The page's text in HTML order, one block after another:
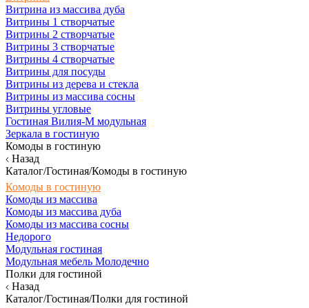
Витрина из массива дуба
Витрины 1 створчатые
Витрины 2 створчатые
Витрины 3 створчатые
Витрины 4 створчатые
Витрины для посуды
Витрины из дерева и стекла
Витрины из массива сосны
Витрины угловые
Гостиная Вилия-М модульная
Зеркала в гостиную
Комоды в гостиную
Назад
Каталог/Гостиная/Комоды в гостиную
Комоды в гостиную
Комоды из массива
Комоды из массива дуба
Комоды из массива сосны
Недорого
Модульная гостиная
Модульная мебель Молодечно
Полки для гостиной
Назад
Каталог/Гостиная/Полки для гостиной